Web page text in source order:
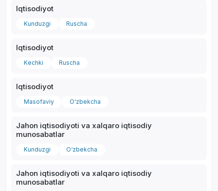
Iqtisodiyot
Kunduzgi Ruscha
Iqtisodiyot
Kechki Ruscha
Iqtisodiyot
Masofaviy O‘zbekcha
Jahon iqtisodiyoti va xalqaro iqtisodiy
munosabatlar
Kunduzgi O‘zbekcha
Jahon iqtisodiyoti va xalqaro iqtisodiy
munosabatlar